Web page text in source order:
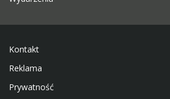
Kontakt
Reklama
Prywatność